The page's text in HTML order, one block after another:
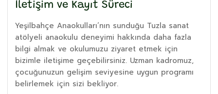
İletişim ve Kayıt Süreci
Yeşilbahçe Anaokulları’nın sunduğu Tuzla sanat
atölyeli anaokulu deneyimi hakkında daha fazla
bilgi almak ve okulumuzu ziyaret etmek için
bizimle iletişime geçebilirsiniz. Uzman kadromuz,
çocuğunuzun gelişim seviyesine uygun programı
belirlemek için sizi bekliyor.